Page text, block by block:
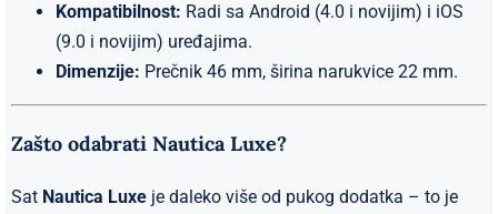
Kompatibilnost: Radi sa Android (4.0 i novijim) i iOS
(9.0 i novijim) uređajima.
Dimenzije: Prečnik 46 mm, širina narukvice 22 mm.
Zašto odabrati Nautica Luxe?
Sat Nautica Luxe je daleko više od pukog dodatka – to je